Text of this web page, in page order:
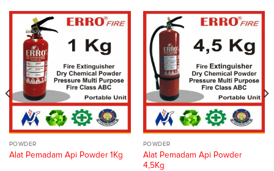
POWDER
Alat Pemadam Api Powder 1Kg
POWDER
Alat Pemadam Api Powder
4,5Kg